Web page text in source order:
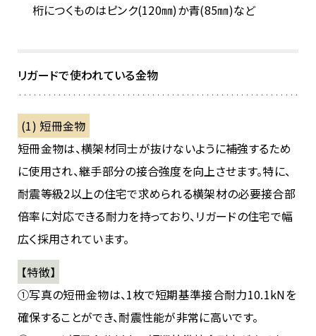
桁につくものはピンク(120㎜)か青(85㎜)など
リガードで使われている金物
(1) 短冊金物
短冊金物は、横架材同士が抜けないように補強するため
に使用され、継手部分の接合強度を向上させます。特に、
耐震等級2以上の住宅で求められる横架材の必要接合部
倍率に対応できる耐力を持っており、リガードの住宅で幅
広く採用されています。
【特徴】
①写真の短冊金物は、1枚で短期基準接合耐力10.1kNを
確保することができ、耐震性能が非常に高いです。